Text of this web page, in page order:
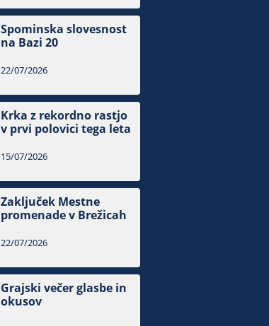
Spominska slovesnost
na Bazi 20
22/07/2026
Krka z rekordno rastjo
v prvi polovici tega leta
15/07/2026
Zaključek Mestne
promenade v Brežicah
22/07/2026
Grajski večer glasbe in
okusov